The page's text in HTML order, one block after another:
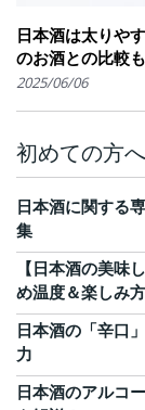
日本酒は太りや
のお酒との比較も
2025/06/06
初めての方へ
日本酒に関する
集
【日本酒の美味
め温度＆楽しみ方
日本酒の「辛口
力
日本酒のアルコ